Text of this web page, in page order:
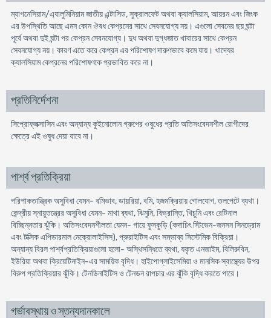
ম্যাগনেসিয়াম/এ্যালুমিনিয়াম জাতীয় এন্টাসিড, সুক্রালফেট অথবা ক্যালসিয়াম, আয়রন এবং জিংক
এর উপস্থিতি আছে এমন কোন ঔষধ কেপ্রনের সাথে সেবনযোগ্য নয়। এগুলো সেবনের ছয় ঘন্টা
পূর্বে অথবা দুই ঘন্টা পর কেপ্রন সেবনযোগ্য। দুধ অথবা দুগ্ধজাত খাবারের সাথে কেপ্রন
সেবনযোগ্য নয়। কারণ এতে করে কেপ্রন এর পরিশোষণ দারুণভাবে কমে যায়। খাদ্যের
ক্যালসিয়াম কেপ্রনের পরিশোষণকে প্রভাবিত করে না।
প্রতিনির্দেশনা
সিপ্রোফ্লক্সাসিন এবং অন্যান্য কুইনোলোন গ্রুপের ওষুধের প্রতি অতিসংবেদনশীল রোগীদের
ক্ষেত্রে এই ওষুধ দেয়া যাবে না।
পার্শ্ব প্রতিক্রিয়া
পরিপাকতান্ত্রিক অসুবিধা যেমন- বমিভাব, ডায়রিয়া, বমি, হজমক্রিয়ায় গোলযোগ, তলপেটে ব্যথা।
কেন্দ্রীয় স্নায়ুতন্ত্রের অসুবিধা যেমন- মাথা ব্যথা, ঝিমুনি, বিভ্রান্তি, খিচুনি এবং রেটিনাল
বিচ্ছিন্নতার ঝুঁকি। অতিসংবেদনশীলতা যেমন- গায়ে ফুসকুড়ি (কদাচিৎ স্টিভেন-জনসন সিনড্রোম
এবং টক্সিক এপিডারমাল নেক্রোলাইসিস), প্রুরাইটিস এবং সম্ভাব্য সিস্টেমিক বিক্রিয়া।
অন্যান্য বিরল পার্শ্বপ্রতিক্রিয়াগুলো হলো- অস্থিসন্ধিতে ব্যথা, যকৃত এনজাইম, বিলিরুবিন,
ইউরিয়া অথবা ক্রিয়েটিনাইন-এর সাময়িক বৃদ্ধি। হাইপোগ্লাইসেমিয়া ও মানসিক স্বাস্থ্যের উপর
বিরুপ প্রতিক্রিয়ার ঝুঁকি। টেনডিনাইটিস ও টেনডন রাপচার এর ঝুঁকি বৃদ্ধি করতে পারে।
গর্ভাবস্থায় ও স্তন্যদানকালে